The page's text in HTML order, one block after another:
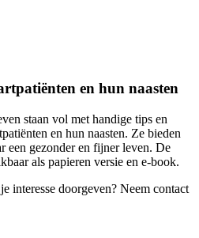
en hun naasten
staan vol met handige tips en
en hun naasten. Ze bieden
een gezonder en fijner leven. De
als papieren versie en e-book.
interesse doorgeven? Neem contact